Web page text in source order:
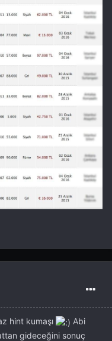
hint kumaşı
Abi
gideceğini sonuç